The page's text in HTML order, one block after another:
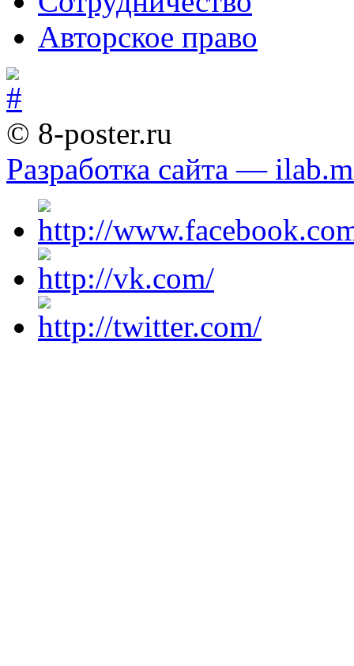
Авторское право
© 8-poster.ru
Разработка сайта —